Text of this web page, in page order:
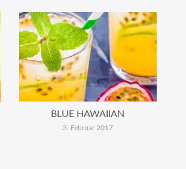
BLUE HAWAIIAN
3. Februar 2017